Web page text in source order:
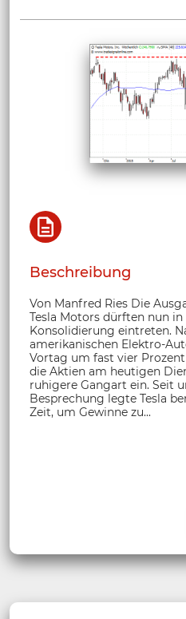
Beschreibung
Von Manfred Ries Die
Tesla Motors dürften nun in
Konsolidierung eintreten.
amerikanischen Elektro-
Vortag um fast vier
die Aktien am heutigen
ruhigere Gangart ein. Seit
Besprechung legte Tesla
Zeit, um Gewinne zu...